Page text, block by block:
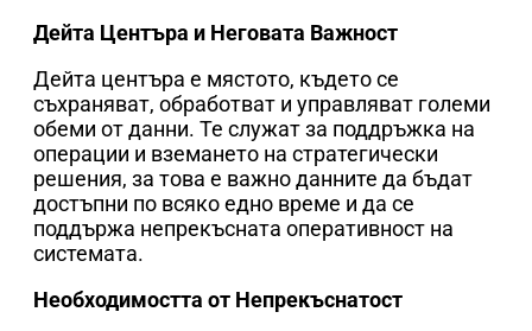
Дейта Центъра и Неговата Важност
Дейта центъра е мястото, където се
съхраняват, обработват и управляват големи
обеми от данни. Те служат за поддръжка на
операции и вземането на стратегически
решения, за това e важно данните да бъдат
достъпни по всяко едно време и да се
поддържа непрекъсната оперативност на
системата.
Необходимостта от Непрекъснатост